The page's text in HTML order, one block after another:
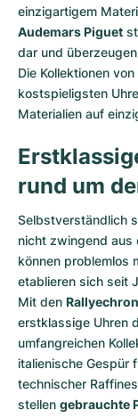
einzigartigem
Audemars Piguet
dar und
Die Kollektionen von
kostspieligsten
Materialien auf
rund um
Selbstverständlich
nicht zwingend aus
können problemlos
etablieren sich seit
Mit den
erstklassige Uhren
umfangreichen
italienische Gespür
technischer
stellen gebrauchte